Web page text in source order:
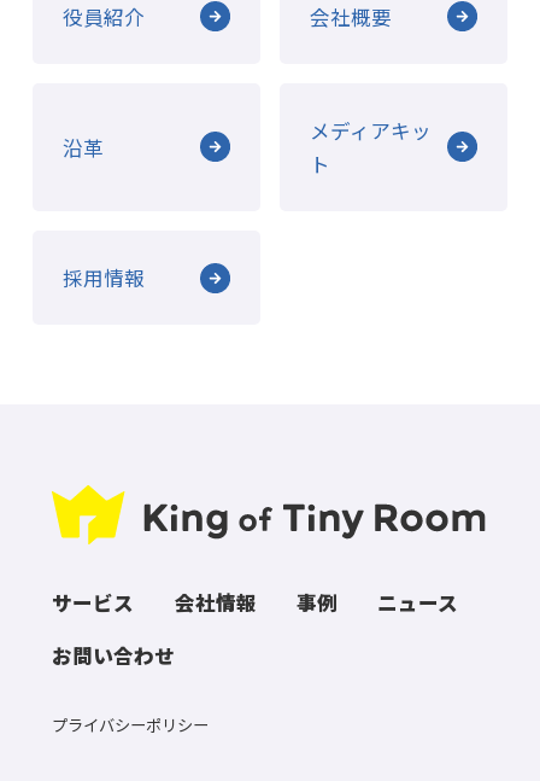
役員紹介 会社概要
沿革
メディアキッ
ト
採用情報
サービス 会社情報 事例
ニュース
お問い合わせ
プライバシーポリシー